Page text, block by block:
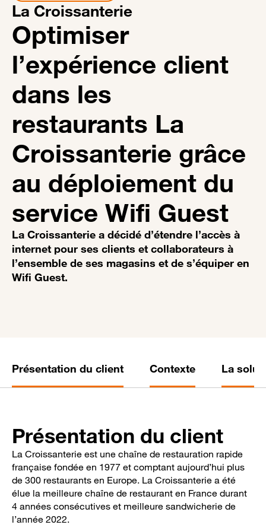
La Croissanterie
Optimiser
l’expérience client
dans les
restaurants La
Croissanterie grâce
au déploiement du
service Wifi Guest
La Croissanterie a décidé d’étendre l’accès à
internet pour ses clients et collaborateurs à
l’ensemble de ses magasins et de s’équiper en
Wifi Guest.
Présentation du client Contexte La
Présentation du client
La Croissanterie est une chaîne de restauration rapide
française fondée en 1977 et comptant aujourd’hui plus
de 300 restaurants en Europe. La Croissanterie a été
élue la meilleure chaîne de restaurant en France durant
4 années consécutives et meilleure sandwicherie de
l’année 2022.